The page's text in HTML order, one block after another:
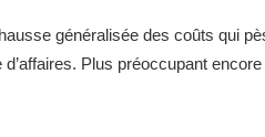
généralisée des coûts qui
Plus préoccupant